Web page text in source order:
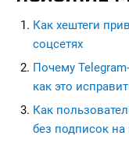
Как хештеги
соцсетях
Почему
как это
Как
без подписок